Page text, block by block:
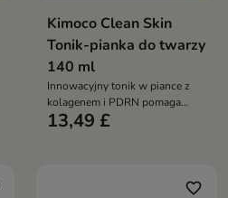
Kimoco Clean Skin
Tonik-pianka do twarzy
140 ml
Innowacyjny tonik w piance z
kolagenem i PDRN pomaga
nawilżać, wygładzać oraz
13,49 £
favorite_border